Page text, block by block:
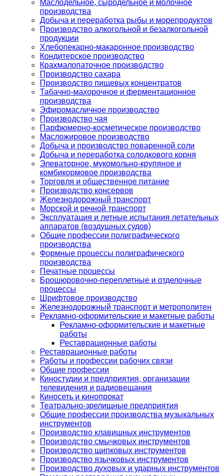
Маслодельное, сыродельное и молочное
производства
Добыча и переработка рыбы и морепродуктов
Производство алкогольной и безалкогольной
продукции
Хлебопекарно-макаронное производство
Кондитерское производство
Крахмалопаточное производство
Производство сахара
Производство пищевых концентратов
Табачно-махорочное и ферментационное
производства
Эфиромасличное производство
Производство чая
Парфюмерно-косметическое производство
Масложировое производство
Добыча и производство поваренной соли
Добыча и переработка солодкового корня
Элеваторное, мукомольно-крупяное и
комбикормовое производства
Торговля и общественное питание
Производство консервов
Железнодорожный транспорт
Морской и речной транспорт
Эксплуатация и летные испытания летательных
аппаратов (воздушных судов)
Общие профессии полиграфического
производства
Формные процессы полиграфического
производства
Печатные процессы
Брошюровочно-переплетные и отделочные
процессы
Шрифтовое производство
Железнодорожный транспорт и метрополитен
Рекламно-оформительские и макетные работы
Рекламно-оформительские и макетные
работы
Реставрационные работы
Реставрационные работы
Работы и профессии рабочих связи
Общие профессии
Киностудии и предприятия, организации
телевидения и радиовещания
Киносеть и кинопрокат
Театрально-зрелищные предприятия
Общие профессии производства музыкальных
инструментов
Производство клавишных инструментов
Производство смычковых инструментов
Производство щипковых инструментов
Производство язычковых инструментов
Производство духовых и ударных инструментов